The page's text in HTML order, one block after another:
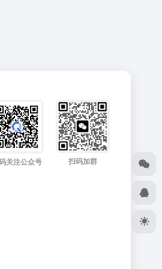
关注公众号 扫码加群